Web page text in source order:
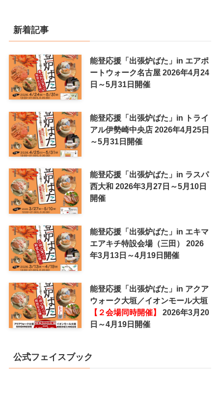
新着記事
能登応援「出張炉ばた」in エアポ
ートウォーク名古屋 2026年4月24
日～5月31日開催
能登応援「出張炉ばた」in トライ
アル伊勢崎中央店 2026年4月25日
～5月31日開催
能登応援「出張炉ばた」in ラスパ
西大和 2026年3月27日～5月10日
開催
能登応援「出張炉ばた」in エキマ
エアキチ特設会場（三田） 2026
年3月13日～4月19日開催
能登応援「出張炉ばた」in アクア
ウォーク大垣／イオンモール大垣
【２会場同時開催】
2026年3月20
日～4月19日開催
公式フェイスブック